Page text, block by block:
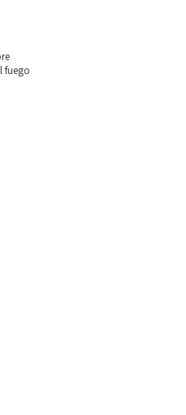
fuego